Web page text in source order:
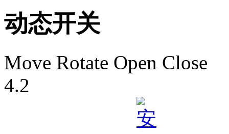
动态开关
Move Rotate Open Close
4.2